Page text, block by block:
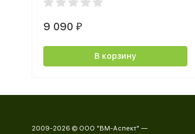
9 090 ₽
В корзину
2009-2026 © ООО "ВМ-Аспект" —